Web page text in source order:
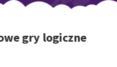
gry logiczne